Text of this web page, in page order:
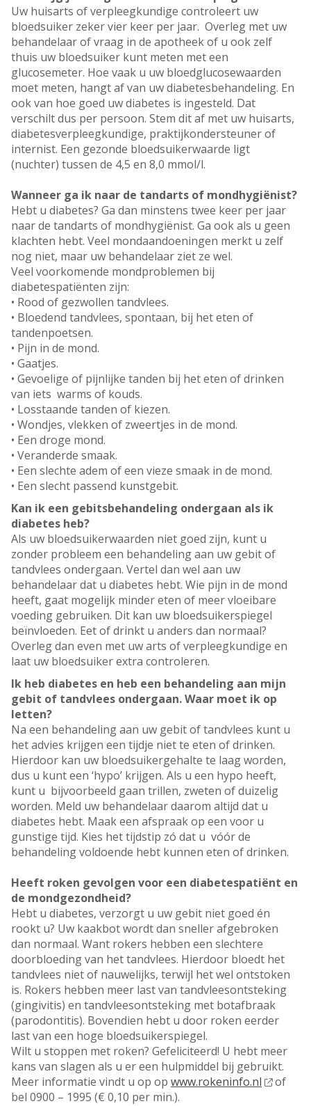
Uw huisarts of verpleegkundige controleert uw
bloedsuiker zeker vier keer per jaar. Overleg met uw
behandelaar of vraag in de apotheek of u ook zelf
thuis uw bloedsuiker kunt meten met een
glucosemeter. Hoe vaak u uw bloedglucosewaarden
moet meten, hangt af van uw diabetesbehandeling. En
ook van hoe goed uw diabetes is ingesteld. Dat
verschilt dus per persoon. Stem dit af met uw huisarts,
diabetesverpleegkundige, praktijkondersteuner of
internist. Een gezonde bloedsuikerwaarde ligt
(nuchter) tussen de 4,5 en 8,0 mmol/l.
Wanneer ga ik naar de tandarts of mondhygiënist?
Hebt u diabetes? Ga dan minstens twee keer per jaar
naar de tandarts of mondhygiënist. Ga ook als u geen
klachten hebt. Veel mondaandoeningen merkt u zelf
nog niet, maar uw behandelaar ziet ze wel.
Veel voorkomende mondproblemen bij
diabetespatiënten zijn:
• Rood of gezwollen tandvlees.
• Bloedend tandvlees, spontaan, bij het eten of
tandenpoetsen.
• Pijn in de mond.
• Gaatjes.
• Gevoelige of pijnlijke tanden bij het eten of drinken
van iets warms of kouds.
• Losstaande tanden of kiezen.
• Wondjes, vlekken of zweertjes in de mond.
• Een droge mond.
• Veranderde smaak.
• Een slechte adem of een vieze smaak in de mond.
• Een slecht passend kunstgebit.
Kan ik een gebitsbehandeling ondergaan als ik
diabetes heb?
Als uw bloedsuikerwaarden niet goed zijn, kunt u
zonder probleem een behandeling aan uw gebit of
tandvlees ondergaan. Vertel dan wel aan uw
behandelaar dat u diabetes hebt. Wie pijn in de mond
heeft, gaat mogelijk minder eten of meer vloeibare
voeding gebruiken. Dit kan uw bloedsuikerspiegel
beïnvloeden. Eet of drinkt u anders dan normaal?
Overleg dan even met uw arts of verpleegkundige en
laat uw bloedsuiker extra controleren.
Ik heb diabetes en heb een behandeling aan mijn
gebit of tandvlees ondergaan. Waar moet ik op
letten?
Na een behandeling aan uw gebit of tandvlees kunt u
het advies krijgen een tijdje niet te eten of drinken.
Hierdoor kan uw bloedsuikergehalte te laag worden,
dus u kunt een ‘hypo’ krijgen. Als u een hypo heeft,
kunt u bijvoorbeeld gaan trillen, zweten of duizelig
worden. Meld uw behandelaar daarom altijd dat u
diabetes hebt. Maak een afspraak op een voor u
gunstige tijd. Kies het tijdstip zó dat u vóór de
behandeling voldoende hebt kunnen eten of drinken.
Heeft roken gevolgen voor een diabetespatiënt en
de mondgezondheid?
Hebt u diabetes, verzorgt u uw gebit niet goed én
rookt u? Uw kaakbot wordt dan sneller afgebroken
dan normaal. Want rokers hebben een slechtere
doorbloeding van het tandvlees. Hierdoor bloedt het
tandvlees niet of nauwelijks, terwijl het wel ontstoken
is. Rokers hebben meer last van tandvleesontsteking
(gingivitis) en tandvleesontsteking met botafbraak
(parodontitis). Bovendien hebt u door roken eerder
last van een hoge bloedsuikerspiegel.
Wilt u stoppen met roken? Gefeliciteerd! U hebt meer
kans van slagen als u er een hulpmiddel bij gebruikt.
Meer informatie vindt u op op www.rokeninfo.nl
of
bel 0900 – 1995 (€ 0,10 per min.).